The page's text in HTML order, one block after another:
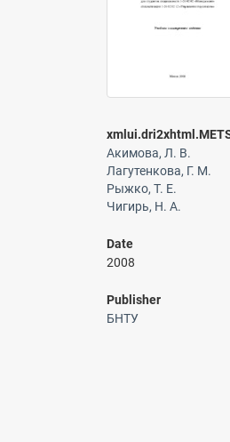
Акимова, Л. В.
Лагутенкова, Г. М.
Рыжко, Т. Е.
Чигирь, Н. А.
Date
2008
Publisher
БНТУ